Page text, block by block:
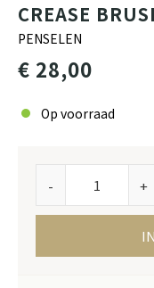
CREASE
PENSELEN
€ 28,00
Op voorraad
- +